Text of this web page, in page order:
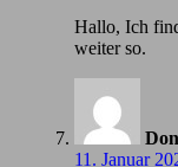
Hallo, Ich
weiter so.
11. Januar